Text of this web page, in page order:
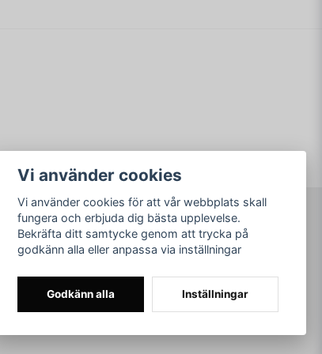
fråga
arkad.nu
Vi använder cookies
Vi använder cookies för att vår webbplats skall
fungera och erbjuda dig bästa upplevelse.
Bekräfta ditt samtycke genom att trycka på
godkänn alla eller anpassa via inställningar
Godkänn alla Inställningar